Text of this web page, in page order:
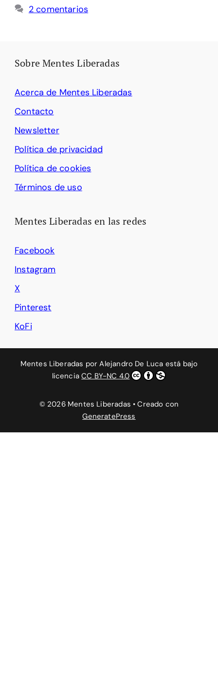
2 comentarios
Sobre Mentes Liberadas
Acerca de Mentes Liberadas
Contacto
Newsletter
Política de privacidad
Política de cookies
Términos de uso
Mentes Liberadas en las redes
Facebook
Instagram
X
Pinterest
KoFi
Mentes Liberadas porAlejandro De Luca está bajo
licenciaCC BY-NC 4.0
© 2026 Mentes Liberadas • Creado con
GeneratePress